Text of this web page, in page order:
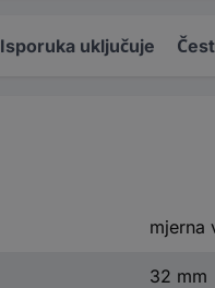
Isporuka uključuje
mjerna
32 mm